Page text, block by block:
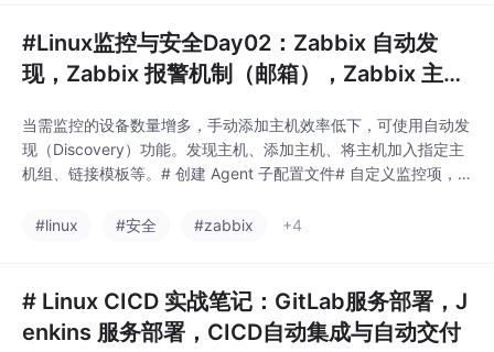
#Linux监控与安全Day02：Zabbix 自动发
现，Zabbix 报警机制（邮箱），Zabbix 主动
当需监控的设备数量增多，手动添加主机效率低下，可使用自动发
现（Discovery）功能。发现主机、添加主机、将主机加入指定主
机组、链接模板等。# 创建 Agent 子配置文件# 自定义监控项，
动发现：解决大批量主机手动添加问题，流程为「创建发现规则
#linux #安全 #zabbix +4
# Linux CICD 实战笔记：GitLab服务部署，J
enkins 服务部署，CICD自动集成与自动交付